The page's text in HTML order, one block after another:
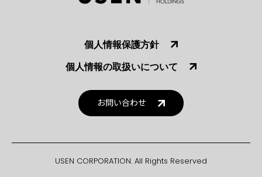
個人情報保護方針
個人情報の取扱いについて
お問い合わせ
USEN CORPORATION. All Rights Reserved